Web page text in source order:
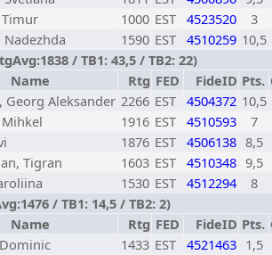
Timur 1000 EST 4523520
3
1590 EST 4510259 10,5
/ TB1: 43,5 / TB2: 22)
Name Rtg FED FideID Pts.
Georg Aleksander 2266 EST 4504372 10,5
1916 EST 4510593
7
1876 EST 4506138 8,5
Tigran 1603 EST 4510348 9,5
1530 EST 4512294
8
/ TB1: 14,5 / TB2: 2)
Name Rtg FED FideID Pts.
1433 EST 4521463 1,5